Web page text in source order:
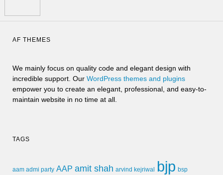
AF THEMES
We mainly focus on quality code and elegant design with
incredible support. Our WordPress themes and plugins
empower you to create an elegant, professional, and easy-to-
maintain website in no time at all.
TAGS
aam admi party AAP amit shah arvind kejriwal bjp bsp